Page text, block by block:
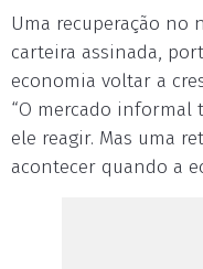
Uma recuperação no
carteira assinada,
economia voltar a
“O mercado informal
ele reagir. Mas uma
acontecer quando a